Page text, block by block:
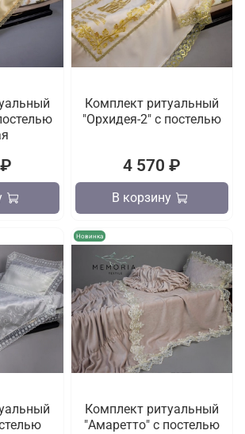
Комплект ритуальный
"Орхидея-2" с постелью
4 570 ₽
В корзину
Новинка
Комплект ритуальный
"Амаретто" с постелью